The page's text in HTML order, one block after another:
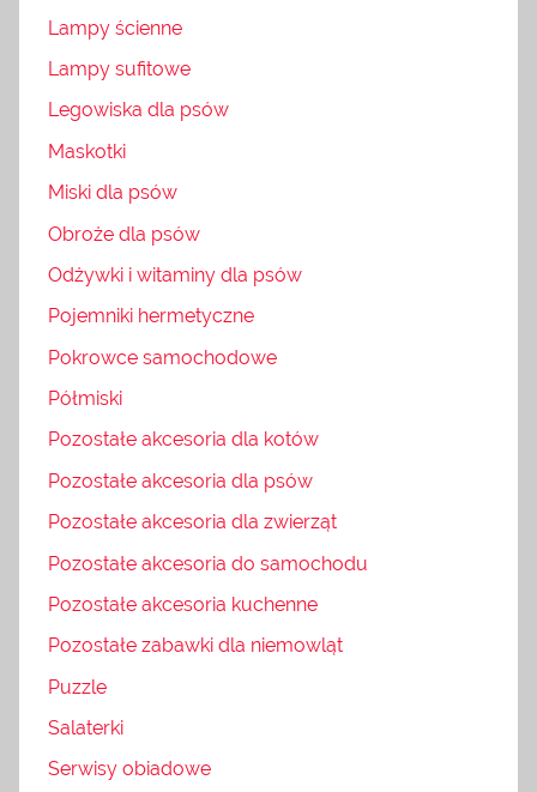
Lampy ścienne
Lampy sufitowe
Legowiska dla psów
Maskotki
Miski dla psów
Obroże dla psów
Odżywki i witaminy dla psów
Pojemniki hermetyczne
Pokrowce samochodowe
Półmiski
Pozostałe akcesoria dla kotów
Pozostałe akcesoria dla psów
Pozostałe akcesoria dla zwierząt
Pozostałe akcesoria do samochodu
Pozostałe akcesoria kuchenne
Pozostałe zabawki dla niemowląt
Puzzle
Salaterki
Serwisy obiadowe